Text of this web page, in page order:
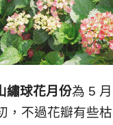
繡球花月份為 5
，不過花瓣有些枯